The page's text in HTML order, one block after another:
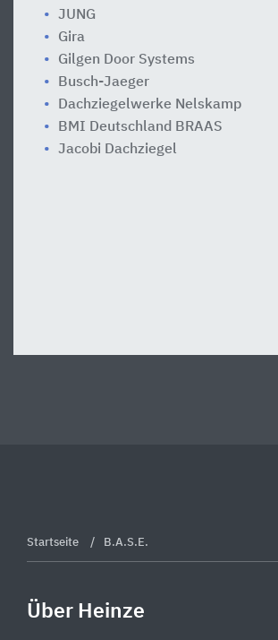
JUNG
Gira
Gilgen Door Systems
Busch-Jaeger
Dachziegelwerke Nelskamp
BMI Deutschland BRAAS
Jacobi Dachziegel
Startseite B.A.S.E.
Über Heinze